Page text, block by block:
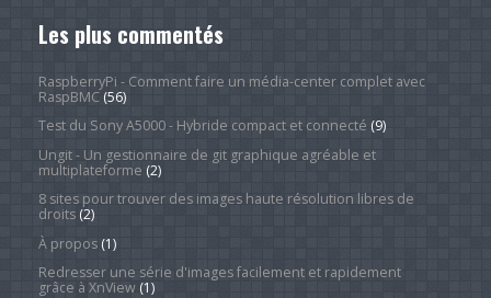
Les plus commentés
RaspberryPi - Comment faire un média-center complet avec
RaspBMC(56)
Test du Sony A5000 - Hybride compact et connecté (9)
Ungit - Un gestionnaire de git graphique agréable et
multiplateforme (2)
8 sites pour trouver des images haute résolution libres de
droits(2)
À propos(1)
Redresser une série d'images facilement et rapidement
grâce à XnView(1)